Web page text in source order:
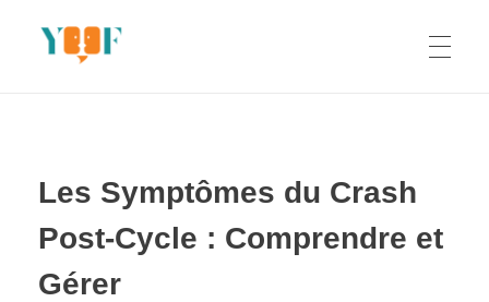
Les Symptômes du Crash
Post-Cycle : Comprendre et
Gérer